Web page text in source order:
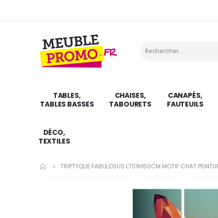
TABLES,
TABLES BASSES
CHAISES,
TABOURETS
CANAPÉS,
FAUTEUILS
DÉCO,
TEXTILES
TRIPTYQUE FABULOSUS L70XH50CM MOTIF CHAT